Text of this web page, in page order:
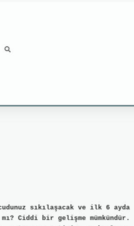
sıkılaşacak ve ilk 6 ayda
Ciddi bir gelişme mümkündür.